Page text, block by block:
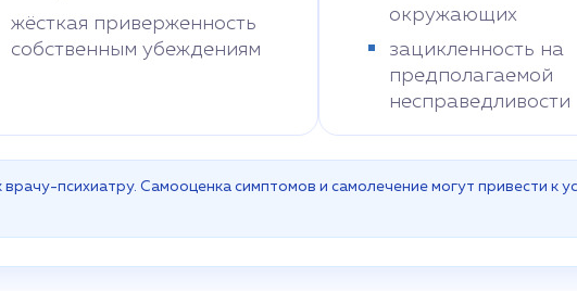
жёсткая приверженность
собственным убеждениям
окружающих
зацикленность на
предполагаемой
несправедливости
психиатру. Самооценка симптомов и самолечение могут привести к